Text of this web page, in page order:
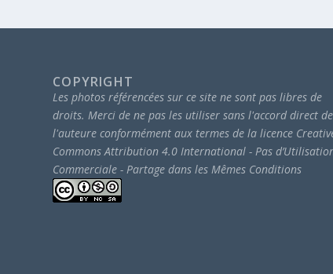
COPYRIGHT
Les photos référencées sur ce site ne sont pas libres de
droits.Merci de ne pas les utiliser sans l'accord direct de
l'auteure conformément aux termes de la licence
Commons Attribution 4.0 International - Pas
Commerciale - Partage dans les Mêmes Conditions